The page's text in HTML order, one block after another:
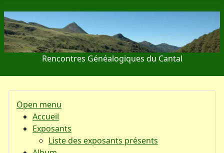
Rencontres Généalogiques du Cantal
Open menu
Accueil
Exposants
Liste des exposants présents